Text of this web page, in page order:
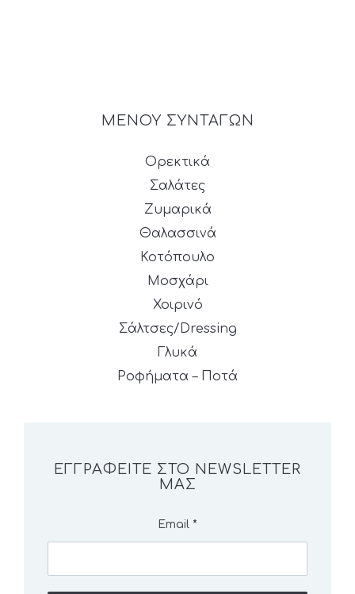
ΜΕΝΟΥ ΣΥΝΤΑΓΩΝ
Ορεκτικά
Σαλάτες
Ζυμαρικά
Θαλασσινά
Κοτόπουλο
Μοσχάρι
Χοιρινό
Σάλτσες/Dressing
Γλυκά
Ροφήματα – Ποτά
ΕΓΓΡΑΦΕΊΤΕ ΣΤΟ NEWSLETTER
ΜΑΣ
Email *